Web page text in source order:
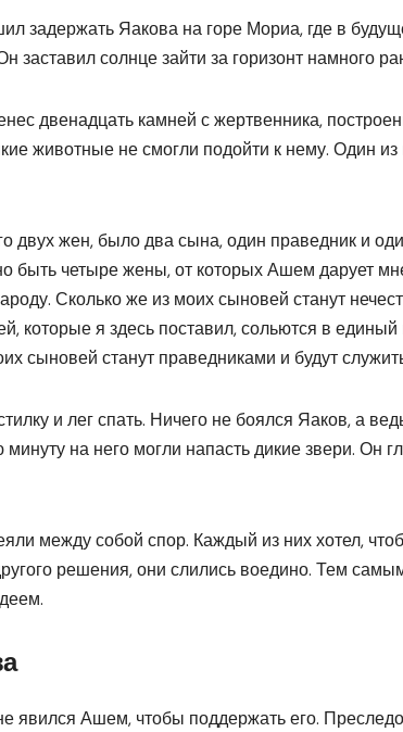
задержать Яакова на горе Мориа, где в
заставил солнце зайти за горизонт намного
двенадцать камней с жертвенника,
животные не смогли подойти к нему. Один
двух жен, было два сына, один праведник и
быть четыре жены, от которых Ашем дарует
Сколько же из моих сыновей станут
которые я здесь поставил, сольются в
сыновей станут праведниками и будут
и лег спать. Ничего не боялся Яаков, а
на него могли напасть дикие звери. Он
между собой спор. Каждый из них хотел,
решения, они слились воедино. Тем
явился Ашем, чтобы поддержать его.